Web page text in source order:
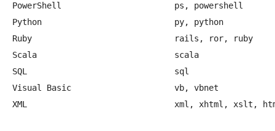
PowerShell                       ps, powershell
Python                           py, python
Ruby                             rails, ror, ruby
Scala                            scala
SQL                              sql
Visual Basic                     vb, vbnet